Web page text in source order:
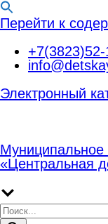
Перейти к
Электронный
«Центральная